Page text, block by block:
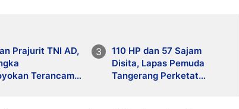
Prajurit TNI AD,
Terancam
110 HP dan 57 Sajam
Disita, Lapas Pemuda
Tangerang Perketat